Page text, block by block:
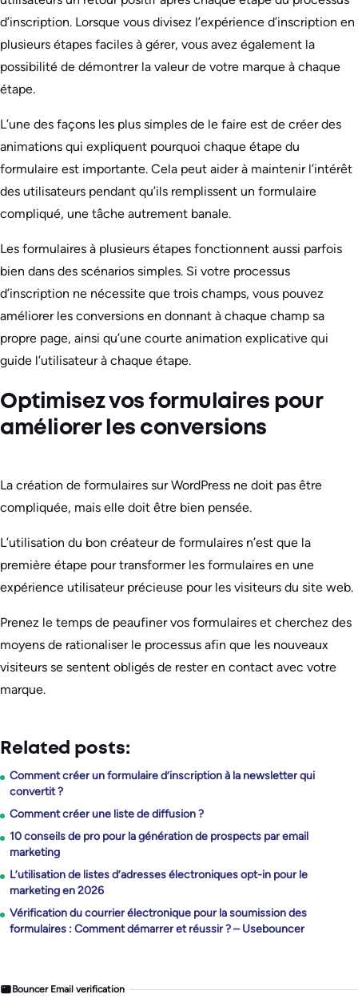
d’inscription. Lorsque vous divisez l’expérience d’inscription en
plusieurs étapes faciles à gérer, vous avez également la
possibilité de démontrer la valeur de votre marque à chaque
étape.
L’une des façons les plus simples de le faire est de créer des
animations qui expliquent pourquoi chaque étape du
formulaire est importante. Cela peut aider à maintenir l’intérêt
des utilisateurs pendant qu’ils remplissent un formulaire
compliqué, une tâche autrement banale.
Les formulaires à plusieurs étapes fonctionnent aussi parfois
bien dans des scénarios simples. Si votre processus
d’inscription ne nécessite que trois champs, vous pouvez
améliorer les conversions en donnant à chaque champ sa
propre page, ainsi qu’une courte animation explicative qui
guide l’utilisateur à chaque étape.
Optimisez vos formulaires pour
améliorer les conversions
La création de formulaires sur WordPress ne doit pas être
compliquée, mais elle doit être bien pensée.
L’utilisation du bon créateur de formulaires n’est que la
première étape pour transformer les formulaires en une
expérience utilisateur précieuse pour les visiteurs du site web.
Prenez le temps de peaufiner vos formulaires et cherchez des
moyens de rationaliser le processus afin que les nouveaux
visiteurs se sentent obligés de rester en contact avec votre
marque.
Related posts:
Comment créer un formulaire d’inscription à la newsletter qui
convertit ?
Comment créer une liste de diffusion ?
10 conseils de pro pour la génération de prospects par email
marketing
L’utilisation de listes d’adresses électroniques opt-in pour le
marketing en 2026
Vérification du courrier électronique pour la soumission des
formulaires : Comment démarrer et réussir ? – Usebouncer
Bouncer Email verification